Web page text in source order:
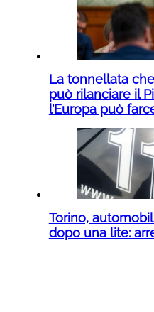
La tonnellata
può rilanciare il
l’Europa può
Torino,
dopo una lite: